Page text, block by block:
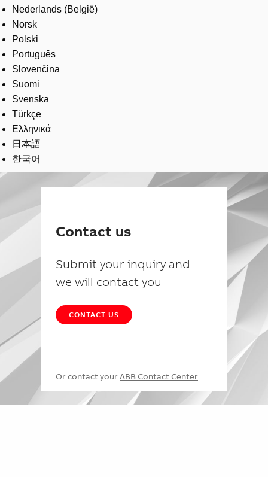
Nederlands (België)
Norsk
Polski
Português
Slovenčina
Suomi
Svenska
Türkçe
Ελληνικά
日本語
한국어
Contact us
Submit your inquiry and
we will contact you
CONTACT US
Or contact your ABB Contact Center